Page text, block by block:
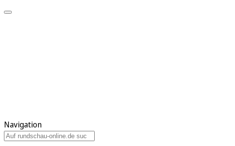
Navigation